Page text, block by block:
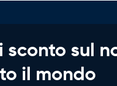
sconto sul
il mondo